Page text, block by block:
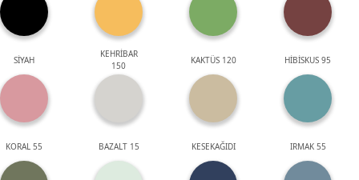
SİYAH
KEHRİBAR
150
KAKTÜS 120 HİBİSKUS 95
KORAL 55 BAZALT 15 KESEKAĞIDI IRMAK 55